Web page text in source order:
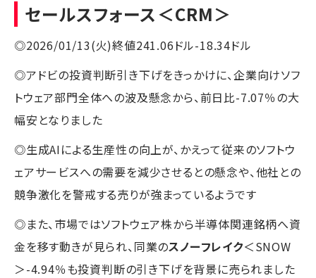
セールスフォース＜CRM＞
◎2026/01/13(火)終値241.06ドル-18.34ドル
◎アドビの投資判断引き下げをきっかけに、企業向けソフ
トウェア部門全体への波及懸念から、前日比-7.07％の大
幅安となりました
◎生成AIによる生産性の向上が、かえって従来のソフトウ
ェアサービスへの需要を減少させるとの懸念や、他社との
競争激化を警戒する売りが強まっているようです
◎また、市場ではソフトウェア株から半導体関連銘柄へ資
金を移す動きが見られ、同業のスノーフレイク＜SNOW
＞-4.94％も投資判断の引き下げを背景に売られました